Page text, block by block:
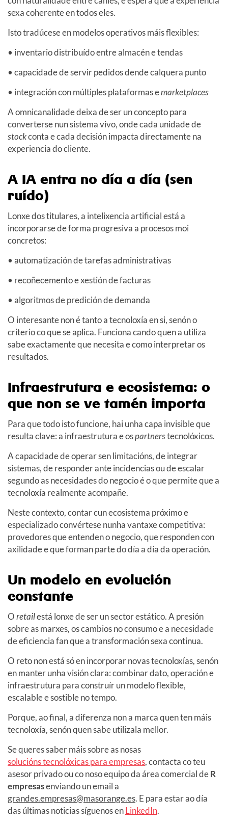
sexa coherente en todos eles.
Isto tradúcese en modelos operativos máis flexibles:
• inventario distribuído entre almacén e tendas
• capacidade de servir pedidos dende calquera punto
• integración con múltiples plataformas emarketplaces
A omnicanalidade deixa de ser un concepto para
converterse nun sistema vivo, onde cada unidade de
stockconta e cada decisión impacta directamente na
experiencia do cliente.
A IA entra no día a día (sen
ruído)
Lonxe dos titulares, a intelixencia artificial está a
incorporarse de forma progresiva a procesos moi
concretos:
• automatización de tarefas administrativas
• recoñecemento e xestión de facturas
• algoritmos de predición de demanda
O interesante non é tanto a tecnoloxía en si, senón o
criterio co que se aplica. Funciona cando quen a utiliza
sabe exactamente que necesita e como interpretar os
resultados.
Infraestrutura e ecosistema: o
que non se ve tamén importa
Para que todo isto funcione, hai unha capa invisible que
resulta clave: a infraestrutura e ospartnerstecnolóxicos.
A capacidade de operar sen limitacións, de integrar
sistemas, de responder ante incidencias ou de escalar
segundo as necesidades do negocio é o que permite que a
tecnoloxía realmente acompañe.
Neste contexto, contar cun ecosistema próximo e
especializado convértese nunha vantaxe competitiva:
provedores que entenden o negocio, que responden con
axilidade e que forman parte do día a día da operación.
Un modelo en evolución
constante
Oretailestá lonxe de ser un sector estático. A presión
sobre as marxes, os cambios no consumo e a necesidade
de eficiencia fan que a transformación sexa continua.
O reto non está só en incorporar novas tecnoloxías, senón
en manter unha visión clara: combinar dato, operación e
infraestrutura para construír un modelo flexible,
escalable e sostible no tempo.
Porque, ao final, a diferenza non a marca quen ten máis
tecnoloxía, senón quen sabe utilizala mellor.
Se queres saber máis sobre as nosas
solucións tecnolóxicas para empresas, contacta co teu
asesor privado ou co noso equipo da área comercial deR
empresasenviando un email a
grandes.empresas@masorange.es. E para estar ao día
das últimas noticias síguenos enLinkedIn.